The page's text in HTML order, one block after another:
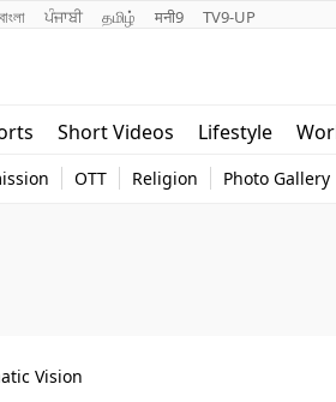
বাংলা ਪੰਜਾਬੀ தமிழ் मनी9 TV9-UP
Short Videos Lifestyle
Web Story
OTT Religion Photo Gallery
Vision